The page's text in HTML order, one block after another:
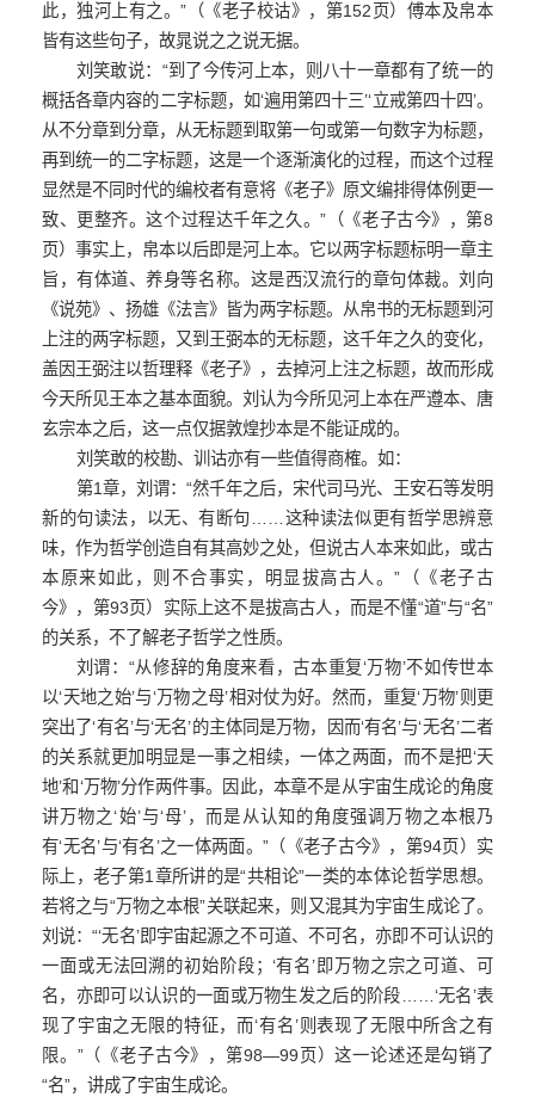
此，独河上有之。”（《老子校诂》，第152页）傅本及帛本
皆有这些句子，故晁说之之说无据。
刘笑敢说：“到了今传河上本，则八十一章都有了统一的
概括各章内容的二字标题，如‘遍用第四十三’‘立戒第四十四’。
从不分章到分章，从无标题到取第一句或第一句数字为标题，
再到统一的二字标题，这是一个逐渐演化的过程，而这个过程
显然是不同时代的编校者有意将《老子》原文编排得体例更一
致、更整齐。这个过程达千年之久。”（《老子古今》，第8
页）事实上，帛本以后即是河上本。它以两字标题标明一章主
旨，有体道、养身等名称。这是西汉流行的章句体裁。刘向
《说苑》 、扬雄《法言》皆为两字标题。从帛书的无标题到河
上注的两字标题，又到王弼本的无标题，这千年之久的变化，
盖因王弼注以哲理释《老子》，去掉河上注之标题，故而形成
今天所见王本之基本面貌。刘认为今所见河上本在严遵本、唐
玄宗本之后，这一点仅据敦煌抄本是不能证成的。
刘笑敢的校勘、训诂亦有一些值得商榷。如：
第1章，刘谓：“然千年之后，宋代司马光、王安石等发明
新的句读法，以无、有断句……这种读法似更有哲学思辨意
味，作为哲学创造自有其高妙之处，但说古人本来如此，或古
本原来如此，则不合事实，明显拔高古人。”（《老子古
今》，第93页）实际上这不是拔高古人，而是不懂“道”与“名”
的关系，不了解老子哲学之性质。
刘谓：“从修辞的角度来看，古本重复‘万物’不如传世本
以‘天地之始’与‘万物之母’相对仗为好。然而，重复‘万物’则更
突出了‘有名’与‘无名’的主体同是万物，因而‘有名’与‘无名’二者
的关系就更加明显是一事之相续，一体之两面，而不是把‘天
地’和‘万物’分作两件事。因此，本章不是从宇宙生成论的角度
讲万物之‘始’与‘母’，而是从认知的角度强调万物之本根乃
有‘无名’与‘有名’之一体两面。”（《老子古今》，第94页）实
际上，老子第1章所讲的是“共相论”一类的本体论哲学思想。
若将之与“万物之本根”关联起来，则又混其为宇宙生成论了。
刘说：“‘无名’即宇宙起源之不可道、不可名，亦即不可认识的
一面或无法回溯的初始阶段；‘有名’即万物之宗之可道、可
名，亦即可以认识的一面或万物生发之后的阶段……‘无名’表
现了宇宙之无限的特征，而‘有名’则表现了无限中所含之有
限。”（《老子古今》，第98—99页）这一论述还是勾销了
“名”，讲成了宇宙生成论。